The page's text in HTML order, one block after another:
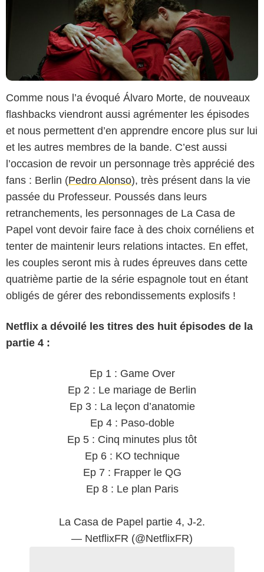
Comme nous l’a évoqué Álvaro Morte, de nouveaux
flashbacks viendront aussi agrémenter les épisodes
et nous permettent d’en apprendre encore plus sur lui
et les autres membres de la bande. C’est aussi
l’occasion de revoir un personnage très apprécié des
fans : Berlin (Pedro Alonso), très présent dans la vie
passée du Professeur. Poussés dans leurs
retranchements, les personnages de La Casa de
Papel vont devoir faire face à des choix cornéliens et
tenter de maintenir leurs relations intactes. En effet,
les couples seront mis à rudes épreuves dans cette
quatrième partie de la série espagnole tout en étant
obligés de gérer des rebondissements explosifs !
Netflix a dévoilé les titres des huit épisodes de la
partie 4 :
Ep 1 : Game Over
Ep 2 : Le mariage de Berlin
Ep 3 : La leçon d’anatomie
Ep 4 : Paso-doble
Ep 5 : Cinq minutes plus tôt
Ep 6 : KO technique
Ep 7 : Frapper le QG
Ep 8 : Le plan Paris
La Casa de Papel partie 4, J-2.
— NetflixFR (@NetflixFR)